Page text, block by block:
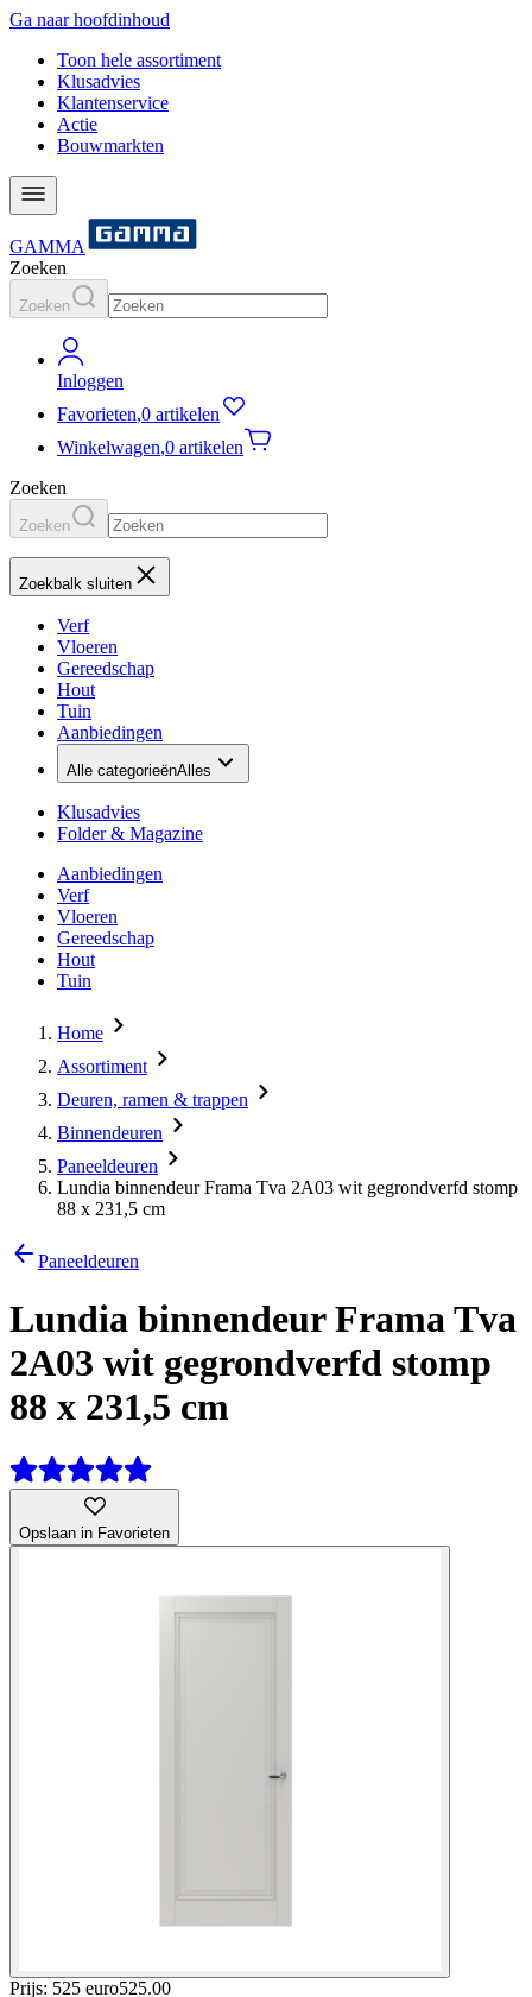
Ga naar hoofdinhoud
Toon hele assortiment
Klusadvies
Klantenservice
Actie
Bouwmarkten
GAMMA
Zoeken
Zoeken
Inloggen
Favorieten,0 artikelen
Winkelwagen,0 artikelen
Zoeken
Zoeken
Zoekbalk sluiten
Verf
Vloeren
Gereedschap
Hout
Tuin
Aanbiedingen
Alle categorieënAlles
Klusadvies
Folder & Magazine
Aanbiedingen
Verf
Vloeren
Gereedschap
Hout
Tuin
Home
Assortiment
Deuren, ramen & trappen
Binnendeuren
Paneeldeuren
Lundia binnendeur Frama Tva 2A03 wit gegrondverfd stomp
88 x 231,5 cm
Paneeldeuren
Lundia binnendeur Frama Tva
2A03 wit gegrondverfd stomp
88 x 231,5 cm
Opslaan in Favorieten
Prijs: 525 euro525.00